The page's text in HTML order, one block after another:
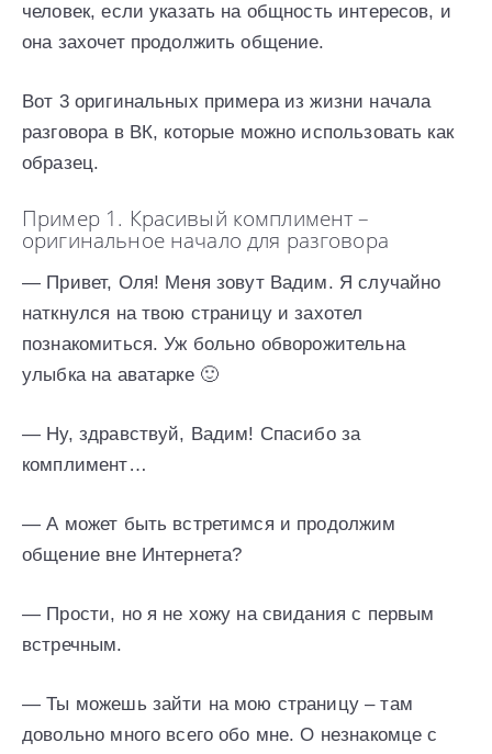
человек, если указать на общность интересов, и
она захочет продолжить общение.
Вот 3 оригинальных примера из жизни начала
разговора в ВК, которые можно использовать как
образец.
Пример 1. Красивый комплимент –
оригинальное начало для разговора
— Привет, Оля! Меня зовут Вадим. Я случайно
наткнулся на твою страницу и захотел
познакомиться. Уж больно обворожительна
улыбка на аватарке 🙂
— Ну, здравствуй, Вадим! Спасибо за
комплимент…
— А может быть встретимся и продолжим
общение вне Интернета?
— Прости, но я не хожу на свидания с первым
встречным.
— Ты можешь зайти на мою страницу – там
довольно много всего обо мне. О незнакомце с